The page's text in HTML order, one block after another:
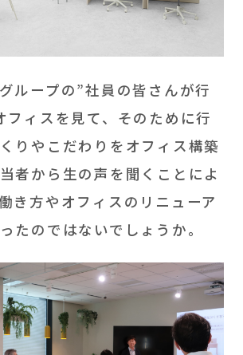
ループの”社員の皆さんが行
フィスを見て、そのために行
りやこだわりをオフィス構築
者から生の声を聞くことによ
き方やオフィスのリニューア
たのではないでしょうか。